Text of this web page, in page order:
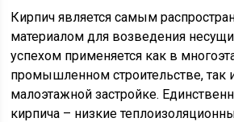
Кирпич является самым
материалом для возведения
успехом применяется как в
промышленном строительстве, так
малоэтажной застройке.
кирпича – низкие